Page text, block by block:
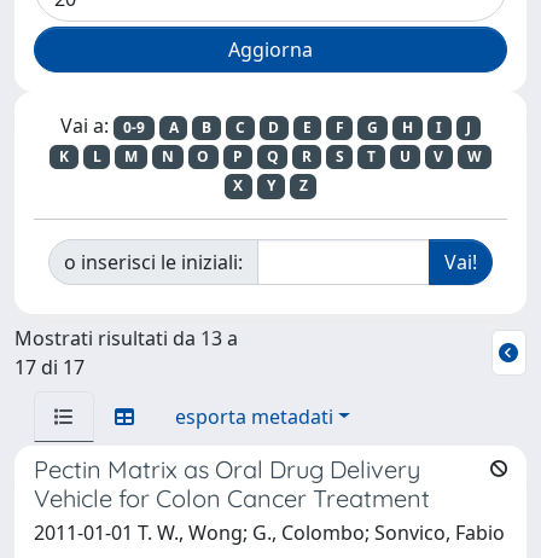
Vai a: 0-9 A B C D E F G H I
J
K
L M N O P Q R S T U V
W
X
Y Z
o inserisci le iniziali:
Mostrati risultati da 13 a
17 di 17
esporta metadati
Pectin Matrix as Oral Drug Delivery
Vehicle for Colon Cancer Treatment
2011-01-01 T. W., Wong; G., Colombo; Sonvico, Fabio